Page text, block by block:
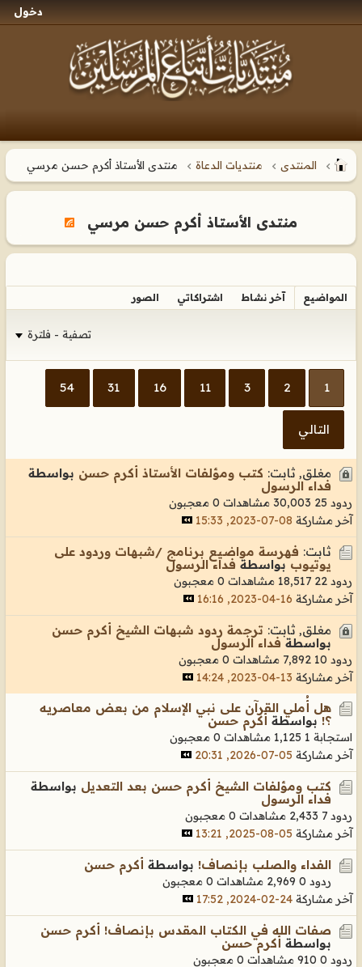
دخول
المنتدى منتديات الدعاة منتدى الأستاذ أكرم حسن مرسي
منتدى الأستاذ أكرم حسن مرسي
المواضيع آخر نشاط اشتراكاتي الصور
تصفية - فلترة
1
2
3
11
16
31
54
التالي
مغلق, ثابت: كتب ومؤلفات الأستاذ أكرم حسن بواسطة
فداء الرسول
ردود 25 30,003 مشاهدات
0 معجبون
آخر مشاركة 08-07-2023, 15:33
ثابت: فهرسة مواضيع برنامج /شبهات وردود على
يوتيوب بواسطة فداء الرسول
ردود 22 18,517 مشاهدات
0 معجبون
آخر مشاركة 16-04-2023, 16:16
مغلق, ثابت: ترجمة ردود شبهات الشيخ أكرم حسن
بواسطة فداء الرسول
ردود 10 7,892 مشاهدات
0 معجبون
آخر مشاركة 13-04-2023, 14:24
هل أُملي القرآن على نبي الإسلام من بعض معاصريه
؟! بواسطة أكرم حسن
استجابة 1 1,125 مشاهدات
0 معجبون
آخر مشاركة 05-07-2026, 20:31
كتب ومؤلفات الشيخ أكرم حسن بعد التعديل بواسطة
فداء الرسول
ردود 7 2,433 مشاهدات
0 معجبون
آخر مشاركة 05-08-2025, 13:21
الفداء والصلب بإنصاف! بواسطة أكرم حسن
ردود 0 2,969 مشاهدات
0 معجبون
آخر مشاركة 24-02-2024, 17:52
صفات الله في الكتاب المقدس بإنصاف! أكرم حسن
بواسطة أكرم حسن
ردود 0 910 مشاهدات
0 معجبون